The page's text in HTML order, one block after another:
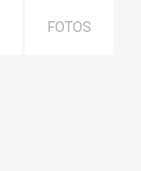
FOTOS